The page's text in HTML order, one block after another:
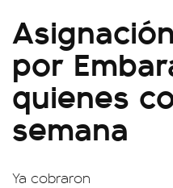
por
quienes
semana
Ya cobraron